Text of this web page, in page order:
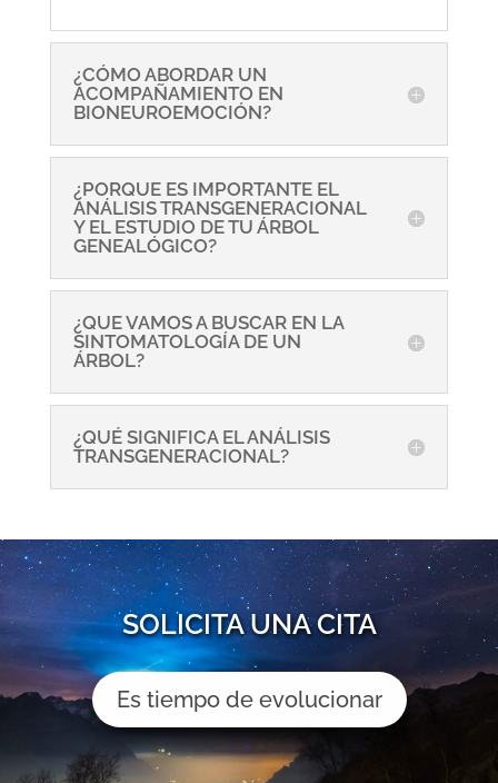
¿CÓMO ABORDAR UN
ACOMPAÑAMIENTO EN
BIONEUROEMOCIÓN?
¿PORQUE ES IMPORTANTE EL
ANÁLISIS TRANSGENERACIONAL
Y EL ESTUDIO DE TU ÁRBOL
GENEALÓGICO?
¿QUE VAMOS A BUSCAR EN LA
SINTOMATOLOGÍA DE UN
ÁRBOL?
¿QUÉ SIGNIFICA EL ANÁLISIS
TRANSGENERACIONAL?
SOLICITA UNA CITA
Es tiempo de evolucionar